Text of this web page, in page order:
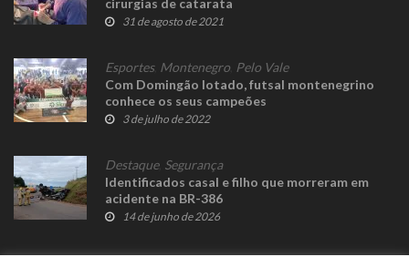
31 de agosto de 2021
Esportes, Montenegro Pelo Vale
Com Domingão lotado, futsal montenegrino
conhece os seus campeões
3 de julho de 2022
Destaque, Segurança
Identificados casal e filho que morreram em
acidente na BR-386
14 de junho de 2026